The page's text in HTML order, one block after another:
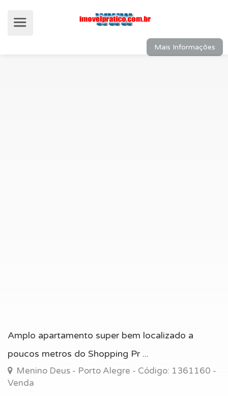
Amplo apartamento super bem localizado a
poucos metros do Shopping Pr ...
Menino Deus - Porto Alegre - Código: 1361160 -
Venda
Mais Informações